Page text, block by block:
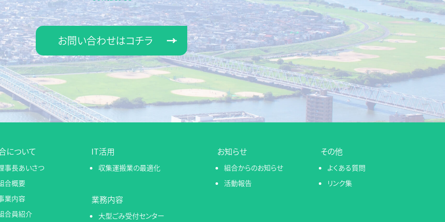
お問い合わせはコチラ
について
事長あいさつ
合概要
業内容
合員紹介
IT活用
収集運搬業の最適化
業務内容
大型ごみ受付センター
お知らせ
組合からのお知らせ
活動報告
その他
よくある質問
リンク集